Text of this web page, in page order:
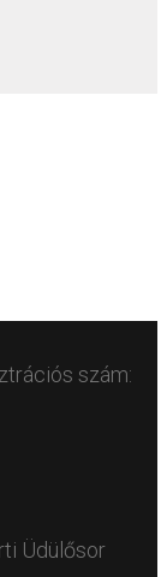
szám:
Üdülősor